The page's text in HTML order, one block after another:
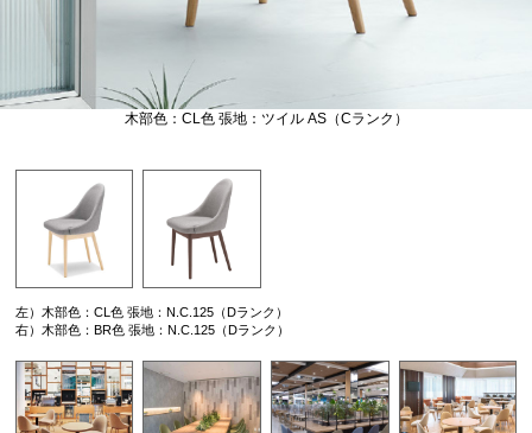
木部色：CL色 張地：ツイル AS（Cランク）
左）木部色：CL色 張地：N.C.125（Dランク）
右）木部色：BR色 張地：N.C.125（Dランク）